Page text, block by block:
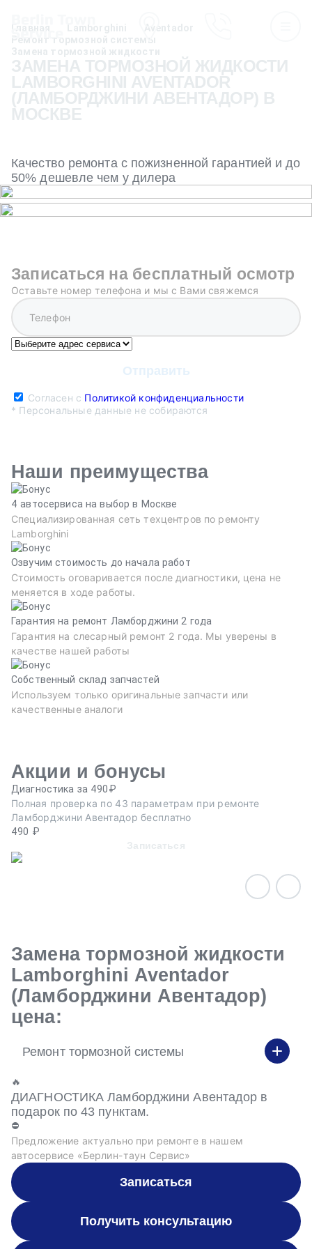
Главная Lamborghini
Aventador
Ремонт тормозной системы
Замена тормозной жидкости
ЗАМЕНА ТОРМОЗНОЙ ЖИДКОСТИ
LAMBORGHINI AVENTADOR
(ЛАМБОРДЖИНИ АВЕНТАДОР) В
МОСКВЕ
Качество ремонта с пожизненной гарантией и до
50% дешевле чем у дилера
Записаться на бесплатный осмотр
Оставьте номер телефона и мы с Вами свяжемся
Согласен с Политикой конфиденциальности
* Персональные данные не собираются
Наши преимущества
4 автосервиса на выбор в Москве
Специализированная сеть техцентров по ремонту
Lamborghini
Озвучим стоимость до начала работ
Стоимость оговаривается после диагностики, цена не
меняется в ходе работы.
Гарантия на ремонт Ламборджини 2 года
Гарантия на слесарный ремонт 2 года. Мы уверены в
качестве нашей работы
Собственный склад запчастей
Используем только оригинальные запчасти или
качественные аналоги
Акции и бонусы
Диагностика за 490₽
Полная проверка по 43 параметрам при ремонте
Ламборджини Авентадор бесплатно
490 ₽
Записаться
Замена тормозной жидкости
Lamborghini Aventador
(Ламборджини Авентадор)
цена:
Ремонт тормозной системы
🔥
ДИАГНОСТИКА Ламборджини Авентадор в
подарок по 43 пунктам.
⛔
Предложение актуально при ремонте в нашем
автосервисе «Берлин-таун Сервис»
Записаться
Получить консультацию